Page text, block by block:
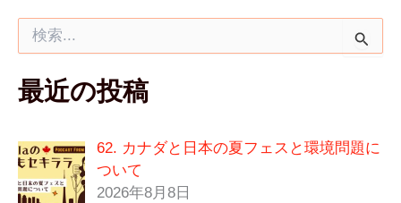
索
象
最近の投稿
62. カナダと日本の夏フェスと環境問題に
ついて
2026年8月8日